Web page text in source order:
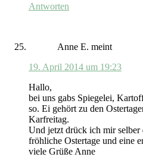
Antworten
Anne E. meint
19. April 2014 um 19:23
Hallo,
bei uns gabs Spiegelei,
so. Ei gehört zu den
Karfreitag.
Und jetzt drück ich mir selber
fröhliche Ostertage und eine
viele Grüße Anne